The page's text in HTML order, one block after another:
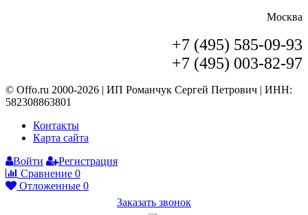
Москва
+7 (495) 585-09-93
+7 (495) 003-82-97
© Offo.ru 2000-2026 | ИП Романчук Сергей Петрович | ИНН:
582308863801
Контакты
Карта сайта
Войти
Регистрация
Сравнение 0
Отложенные 0
Заказать звонок